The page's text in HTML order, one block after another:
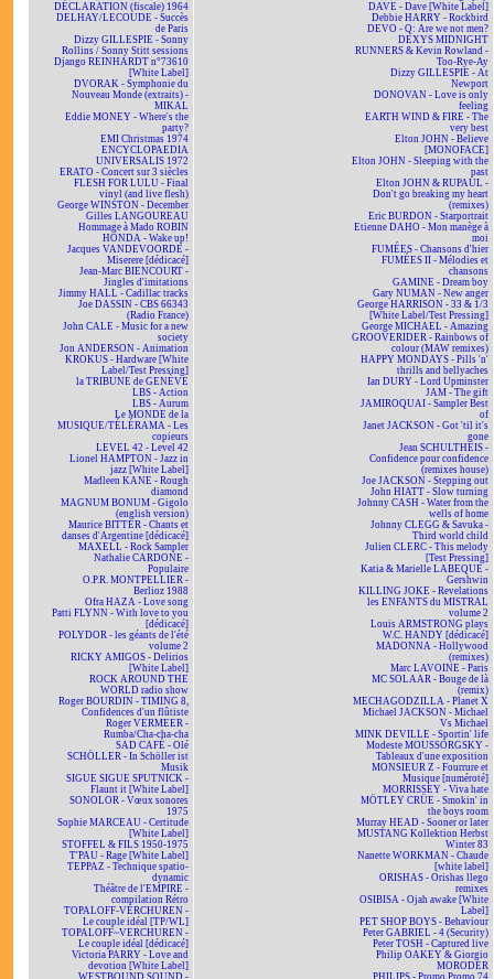
DÉCLARATION (fiscale) 1964
DELHAY/LECOUDE - Succès
de Paris
Dizzy GILLESPIE - Sonny
Rollins / Sonny Stitt sessions
Django REINHARDT n°73610
[White Label]
DVORAK - Symphonie du
Nouveau Monde (extraits) -
MIKAL
Eddie MONEY - Where's the
party?
EMI Christmas 1974
ENCYCLOPAEDIA
UNIVERSALIS 1972
ERATO - Concert sur 3 siècles
FLESH FOR LULU - Final
vinyl (and live flesh)
George WINSTON - December
Gilles LANGOUREAU
Hommage à Mado ROBIN
HONDA - Wake up!
Jacques VANDEVOORDE -
Miserere [dédicacé]
Jean-Marc BIENCOURT -
Jingles d'imitations
Jimmy HALL - Cadillac tracks
Joe DASSIN - CBS 66343
(Radio France)
John CALE - Music for a new
society
Jon ANDERSON - Animation
KROKUS - Hardware [White
Label/Test Pressing]
la TRIBUNE de GENÈVE
LBS - Action
LBS - Aurum
Le MONDE de la
MUSIQUE/TÉLÉRAMA - Les
copieurs
LEVEL 42 - Level 42
Lionel HAMPTON - Jazz in
jazz [White Label]
Madleen KANE - Rough
diamond
MAGNUM BONUM - Gigolo
(english version)
Maurice BITTER - Chants et
danses d'Argentine [dédicacé]
MAXELL - Rock Sampler
Nathalie CARDONE -
Populaire
O.P.R. MONTPELLIER -
Berlioz 1988
Ofra HAZA - Love song
Patti FLYNN - With love to you
[dédicacé]
POLYDOR - les géants de l'été
volume 2
RICKY AMIGOS - Delirios
[White Label]
ROCK AROUND THE
WORLD radio show
Roger BOURDIN - TIMING 8,
Confidences d'un flûtiste
Roger VERMEER -
Rumba/Cha-cha-cha
SAD CAFÉ - Olé
SCHÖLLER - In Schöller ist
Musik
SIGUE SIGUE SPUTNICK -
Flaunt it [White Label]
SONOLOR - Vœux sonores
1975
Sophie MARCEAU - Certitude
[White Label]
STOFFEL & FILS 1950-1975
T'PAU - Rage [White Label]
TEPPAZ - Technique spatio-
dynamic
Théâtre de l'EMPIRE -
compilation Rétro
TOPALOFF-VERCHUREN -
Le couple idéal [TP/WL]
TOPALOFF~VERCHUREN -
Le couple idéal [dédicacé]
Victoria PARRY - Love and
devotion [White Label]
WESTBOUND SOUND -
DAVE - Dave [White Label]
Debbie HARRY - Rockbird
DEVO - Q: Are we not men?
DEXYS MIDNIGHT
RUNNERS & Kevin Rowland -
Too-Rye-Ay
Dizzy GILLESPIE - At
Newport
DONOVAN - Love is only
feeling
EARTH WIND & FIRE - The
very best
Elton JOHN - Believe
[MONOFACE]
Elton JOHN - Sleeping with the
past
Elton JOHN & RUPAUL -
Don't go breaking my heart
(remixes)
Eric BURDON - Starportrait
Etienne DAHO - Mon manège à
moi
FUMÉES - Chansons d'hier
FUMÉES II - Mélodies et
chansons
GAMINE - Dream boy
Gary NUMAN - New anger
George HARRISON - 33 & 1/3
[White Label/Test Pressing]
George MICHAEL - Amazing
GROOVERIDER - Rainbows of
colour (MAW remixes)
HAPPY MONDAYS - Pills 'n'
thrills and bellyaches
Ian DURY - Lord Upminster
JAM - The gift
JAMIROQUAI - Sampler Best
of
Janet JACKSON - Got 'til it's
gone
Jean SCHULTHEIS -
Confidence pour confidence
(remixes house)
Joe JACKSON - Stepping out
John HIATT - Slow turning
Johnny CASH - Water from the
wells of home
Johnny CLEGG & Savuka -
Third world child
Julien CLERC - This melody
[Test Pressing]
Katia & Marielle LABEQUE -
Gershwin
KILLING JOKE - Revelations
les ENFANTS du MISTRAL
volume 2
Louis ARMSTRONG plays
W.C. HANDY [dédicacé]
MADONNA - Hollywood
(remixes)
Marc LAVOINE - Paris
MC SOLAAR - Bouge de là
(remix)
MECHAGODZILLA - Planet X
Michael JACKSON - Michael
Vs Michael
MINK DEVILLE - Sportin' life
Modeste MOUSSORGSKY -
Tableaux d'une exposition
MONSIEUR Z - Fourrure et
Musique [numéroté]
MORRISSEY - Viva hate
MÖTLEY CRÜE - Smokin' in
the boys room
Murray HEAD - Sooner or later
MUSTANG Kollektion Herbst
Winter 83
Nanette WORKMAN - Chaude
[white label]
ORISHAS - Orishas llego
remixes
OSIBISA - Ojah awake [White
Label]
PET SHOP BOYS - Behaviour
Peter GABRIEL - 4 (Security)
Peter TOSH - Captured live
Philip OAKEY & Giorgio
MORODER
PHILIPS - Promo Promo 74